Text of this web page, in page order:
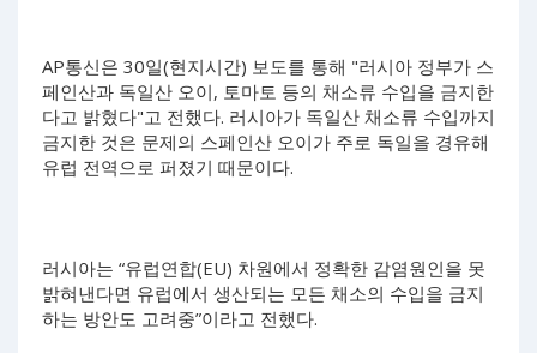
AP통신은 30일(현지시간) 보도를 통해 "러시아 정부가 스
페인산과 독일산 오이, 토마토 등의 채소류 수입을 금지한
다고 밝혔다"고 전했다. 러시아가 독일산 채소류 수입까지
금지한 것은 문제의 스페인산 오이가 주로 독일을 경유해
유럽 전역으로 퍼졌기 때문이다.
러시아는 “유럽연합(EU) 차원에서 정확한 감염원인을 못
밝혀낸다면 유럽에서 생산되는 모든 채소의 수입을 금지
하는 방안도 고려중”이라고 전했다.